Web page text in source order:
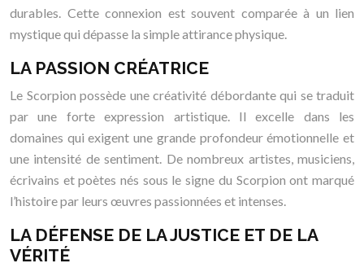
durables. Cette connexion est souvent comparée à un lien
mystique qui dépasse la simple attirance physique.
LA PASSION CRÉATRICE
Le Scorpion possède une créativité débordante qui se traduit
par une forte expression artistique. Il excelle dans les
domaines qui exigent une grande profondeur émotionnelle et
une intensité de sentiment. De nombreux artistes, musiciens,
écrivains et poètes nés sous le signe du Scorpion ont marqué
l’histoire par leurs œuvres passionnées et intenses.
LA DÉFENSE DE LA JUSTICE ET DE LA
VÉRITÉ